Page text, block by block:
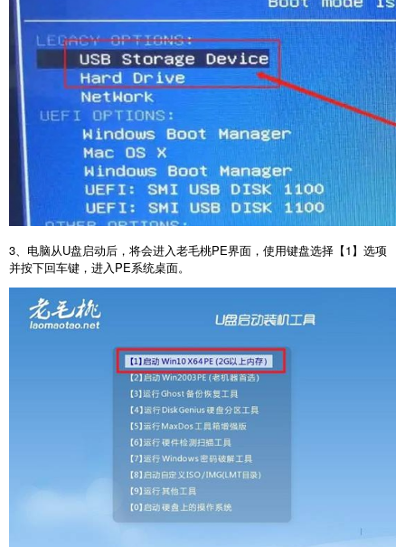
3 、电脑从U盘启动后，将会进入老毛桃PE界面，使用键盘选择【1】选项
并按下回车键，进入 PE系统桌面。